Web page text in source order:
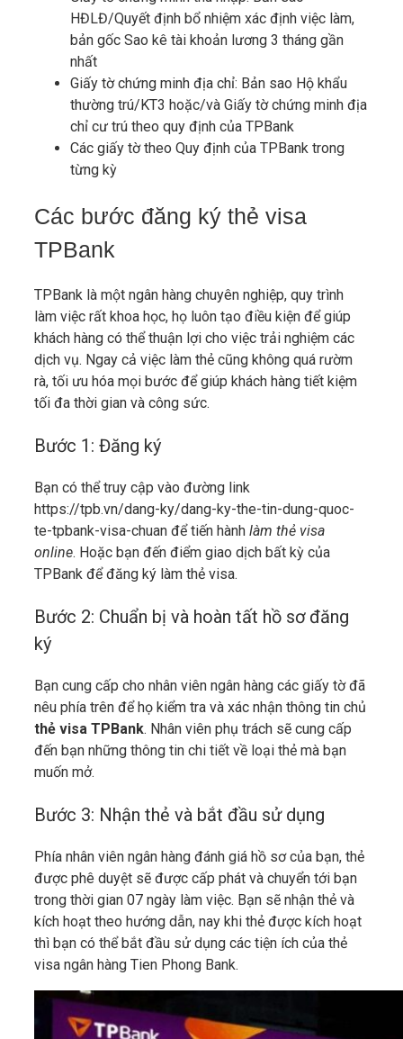
HĐLĐ/Quyết định bổ nhiệm xác định việc làm,
bản gốc Sao kê tài khoản lương 3 tháng gần
nhất
Giấy tờ chứng minh địa chỉ: Bản sao Hộ khẩu
thường trú/KT3 hoặc/và Giấy tờ chứng minh địa
chỉ cư trú theo quy định của TPBank
Các giấy tờ theo Quy định của TPBank trong
từng kỳ
Các bước đăng ký thẻ visa
TPBank
TPBank là một ngân hàng chuyên nghiệp, quy trình
làm việc rất khoa học, họ luôn tạo điều kiện để giúp
khách hàng có thể thuận lợi cho việc trải nghiệm các
dịch vụ. Ngay cả việc làm thẻ cũng không quá rườm
rà, tối ưu hóa mọi bước để giúp khách hàng tiết kiệm
tối đa thời gian và công sức.
Bước 1: Đăng ký
Bạn có thể truy cập vào đường link
https://tpb.vn/dang-ky/dang-ky-the-tin-dung-quoc-
te-tpbank-visa-chuan để tiến hành làm thẻ visa
online. Hoặc bạn đến điểm giao dịch bất kỳ của
TPBank để đăng ký làm thẻ visa.
Bước 2: Chuẩn bị và hoàn tất hồ sơ đăng
ký
Bạn cung cấp cho nhân viên ngân hàng các giấy tờ đã
nêu phía trên để họ kiểm tra và xác nhận thông tin chủ
thẻ visa TPBank. Nhân viên phụ trách sẽ cung cấp
đến bạn những thông tin chi tiết về loại thẻ mà bạn
muốn mở.
Bước 3: Nhận thẻ và bắt đầu sử dụng
Phía nhân viên ngân hàng đánh giá hồ sơ của bạn, thẻ
được phê duyệt sẽ được cấp phát và chuyển tới bạn
trong thời gian 07 ngày làm việc. Bạn sẽ nhận thẻ và
kích hoạt theo hướng dẫn, nay khi thẻ được kích hoạt
thì bạn có thể bắt đầu sử dụng các tiện ích của thẻ
visa ngân hàng Tien Phong Bank.